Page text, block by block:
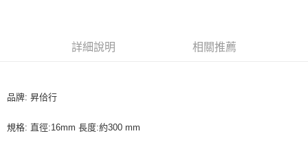
結帳頁面，進行簡訊認證並確認金額後，即可完成結帳。
※ 請注意：結帳手續完成當下不需立刻繳費，但若您需要取消訂單，請聯絡
※ 交易是否成功請以「AFTEE先享後付 」之結帳頁面顯示為準，若有關於
每筆NT$90，滿NT$990(含以上)免運費
7-11取貨付款-重量限制含紙箱10kg，請控制商品重量在9~9.5
詳細說明 相關推薦
品牌: 昇佮行
規格: 直徑:16mm 長度:約300 mm